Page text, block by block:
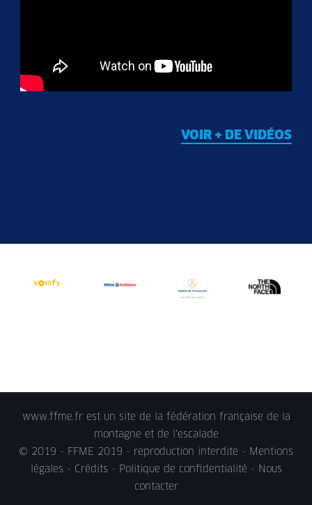
VOIR + DE VIDÉOS
www.ffme.fr est un site de la fédération française de la
montagne et de l'escalade
© 2019 - FFME 2019 - reproduction interdite - Mentions
légales - Crédits - Politique de confidentialité - Nous
contacter